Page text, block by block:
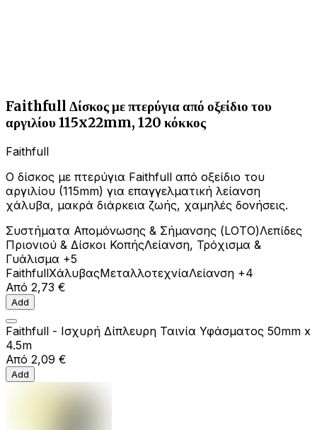
Faithfull Δίσκος με πτερύγια από οξείδιο του
αργιλίου 115x22mm, 120 κόκκος
Faithfull
Ο δίσκος με πτερύγια Faithfull από οξείδιο του
αργιλίου (115mm) για επαγγελματική λείανση
χάλυβα, μακρά διάρκεια ζωής, χαμηλές δονήσεις.
Συστήματα Απομόνωσης & Σήμανσης (LOTO)Λεπίδες
Πριονιού & Δίσκοι ΚοπήςΛείανση, Τρόχισμα &
Γυάλισμα +5
FaithfullΧάλυβαςΜεταλλοτεχνίαΛείανση +4
Από 2,73 €
Add
Faithfull - Ισχυρή Δίπλευρη Ταινία Υφάσματος 50mm x
4.5m
Από 2,09 €
Add